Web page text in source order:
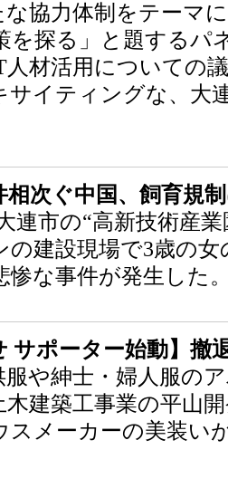
な協力体制をテーマ
を探る」と題するパ
材活用についての
サイティングな、大
次ぐ中国、飼育規
連市の“高新技術産
の建設現場で3歳の
惨な事件が発生した
サポーター始動】
や紳士・婦人服の
木建築工事業の平山
スメーカーの美装い